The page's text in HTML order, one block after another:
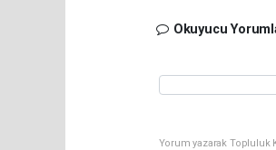
Okuyucu
Yorum yazarak Topluluk